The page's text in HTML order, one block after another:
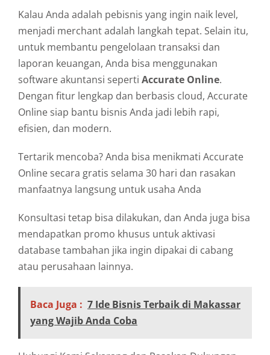
Kalau Anda adalah pebisnis yang ingin naik level,
menjadi merchantadalah langkah tepat. Selain itu,
untuk membantu pengelolaan transaksi dan
laporan keuangan, Anda bisa menggunakan
softwareakuntansi seperti Accurate Online.
Dengan fitur lengkap dan berbasis cloud, Accurate
Online siap bantu bisnis Anda jadi lebih rapi,
efisien, dan modern.
Tertarik mencoba?Anda bisa menikmati Accurate
Online secara gratis selama 30 hari dan rasakan
manfaatnya langsung untuk usaha Anda
Konsultasi tetap bisa dilakukan, dan Anda juga bisa
mendapatkan promo khusus untuk aktivasi
database tambahan jika ingin dipakai di cabang
atau perusahaan lainnya.
Baca Juga : 7 Ide Bisnis Terbaik di Makassar
yang Wajib Anda Coba